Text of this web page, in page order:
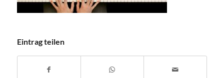
Eintrag teilen